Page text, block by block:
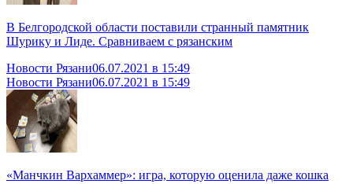
В Белгородской области поставили странный памятник
Шурику и Лиде. Сравниваем с рязанским
Новости Рязани06.07.2021 в 15:49
Новости Рязани06.07.2021 в 15:49
«Манчкин Вархаммер»: игра, которую оценила даже кошка